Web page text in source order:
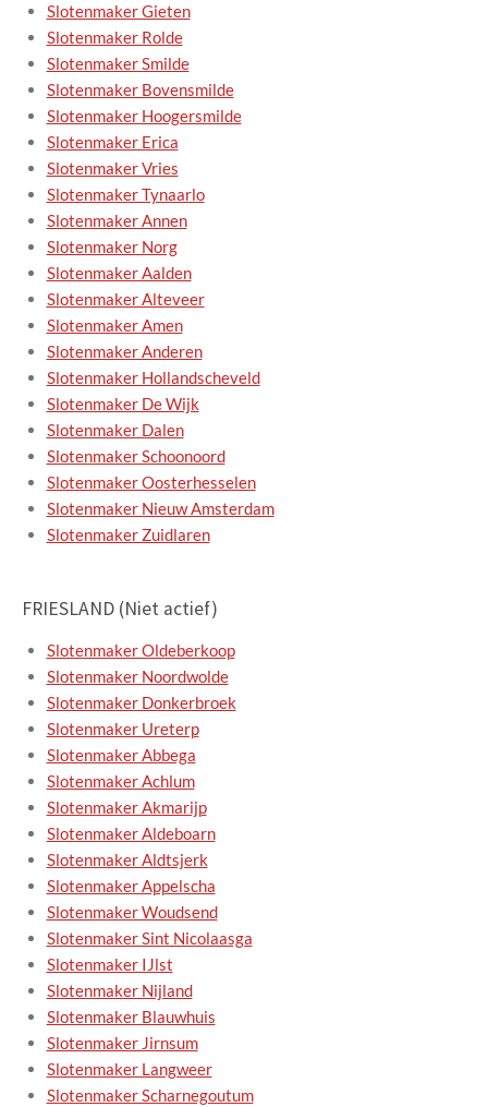
Slotenmaker Gieten
Slotenmaker Rolde
Slotenmaker Smilde
Slotenmaker Bovensmilde
Slotenmaker Hoogersmilde
Slotenmaker Erica
Slotenmaker Vries
Slotenmaker Tynaarlo
Slotenmaker Annen
Slotenmaker Norg
Slotenmaker Aalden
Slotenmaker Alteveer
Slotenmaker Amen
Slotenmaker Anderen
Slotenmaker Hollandscheveld
Slotenmaker De Wijk
Slotenmaker Dalen
Slotenmaker Schoonoord
Slotenmaker Oosterhesselen
Slotenmaker Nieuw Amsterdam
Slotenmaker Zuidlaren
FRIESLAND (Niet actief)
Slotenmaker Oldeberkoop
Slotenmaker Noordwolde
Slotenmaker Donkerbroek
Slotenmaker Ureterp
Slotenmaker Abbega
Slotenmaker Achlum
Slotenmaker Akmarijp
Slotenmaker Aldeboarn
Slotenmaker Aldtsjerk
Slotenmaker Appelscha
Slotenmaker Woudsend
Slotenmaker Sint Nicolaasga
Slotenmaker IJlst
Slotenmaker Nijland
Slotenmaker Blauwhuis
Slotenmaker Jirnsum
Slotenmaker Langweer
Slotenmaker Scharnegoutum